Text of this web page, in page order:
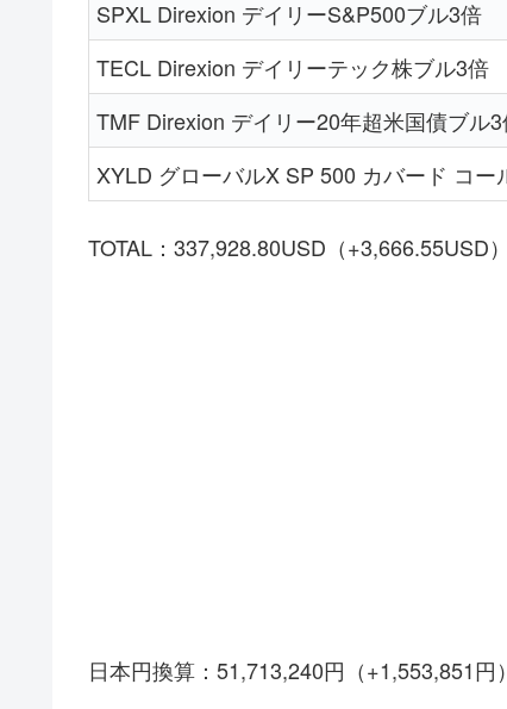
SPXL Direxion デイリーS&P500ブル3倍
TECL Direxion デイリーテック株ブル3倍
TMF Direxion デイリー20年超米国債ブル
XYLD グローバルX SP 500 カバード コー
TOTAL：337,928.80USD（+3,666.55USD）
日本円換算：51,713,240円（+1,553,851円）